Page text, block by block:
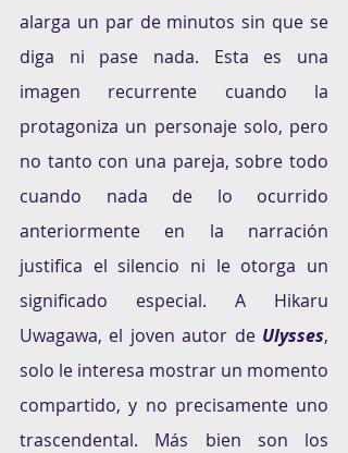
alarga un par de minutos sin que se
diga ni pase nada. Esta es una
imagen recurrente cuando la
protagoniza un personaje solo, pero
no tanto con una pareja, sobre todo
cuando nada de lo ocurrido
anteriormente en la narración
justifica el silencio ni le otorga un
significado especial. A Hikaru
Uwagawa, el joven autor de Ulysses,
solo le interesa mostrar un momento
compartido, y no precisamente uno
trascendental. Más bien son los